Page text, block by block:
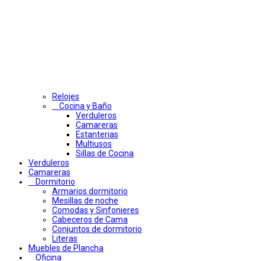
Relojes
Cocina y Baño
Verduleros
Camareras
Estanterias
Multiusos
Sillas de Cocina
Verduleros
Camareras
Dormitorio
Armarios dormitorio
Mesillas de noche
Comodas y Sinfonieres
Cabeceros de Cama
Conjuntos de dormitorio
Literas
Muebles de Plancha
Oficina